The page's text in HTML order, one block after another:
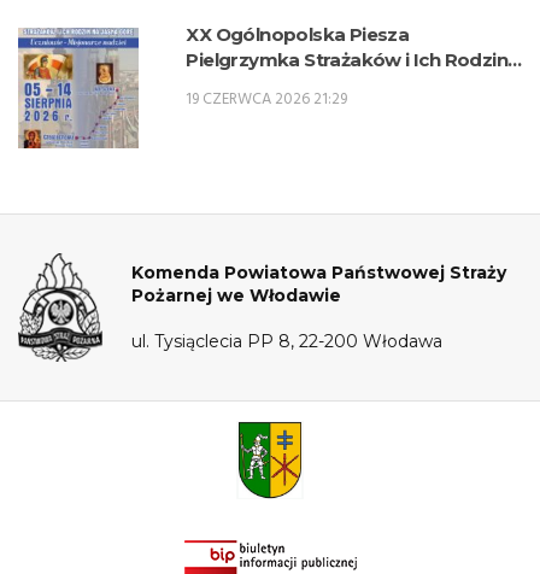
XX Ogólnopolska Piesza
Pielgrzymka Strażaków i Ich Rodzin
19 CZERWCA 2026 21:29
Komenda Powiatowa Państwowej Straży
Pożarnej we Włodawie
ul. Tysiąclecia PP 8, 22-200 Włodawa